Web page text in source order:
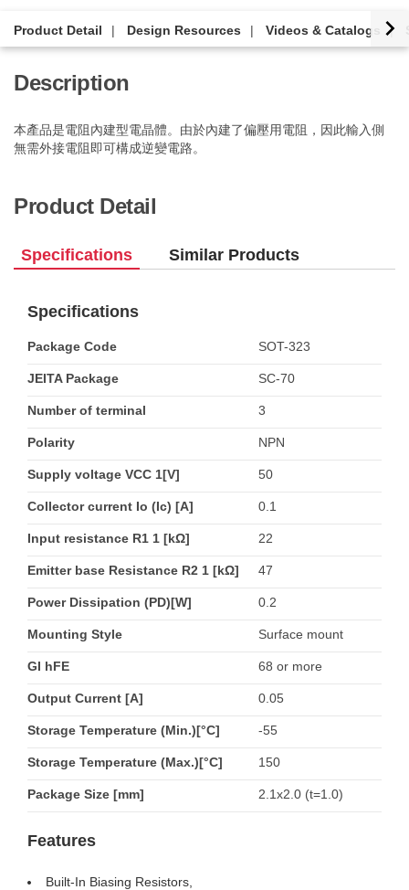
Product Detail Design Resources Videos & Catalogs
Description
本產品是電阻內建型電晶體。由於內建了偏壓用電阻，因此輸入側
無需外接電阻即可構成逆變電路。
Product Detail
Specifications Similar Products
Specifications
Package Code SOT-323
JEITA Package SC-70
Number of terminal 3
Polarity NPN
Supply voltage VCC 1[V] 50
Collector current Io (Ic) [A] 0.1
Input resistance R1 1 [kΩ] 22
Emitter base Resistance R2 1 [kΩ] 47
Power Dissipation (PD)[W] 0.2
Mounting Style Surface mount
GI hFE 68 or more
Output Current [A] 0.05
Storage Temperature (Min.)[°C] -55
Storage Temperature (Max.)[°C] 150
Package Size [mm] 2.1x2.0 (t=1.0)
Features
Built-In Biasing Resistors,